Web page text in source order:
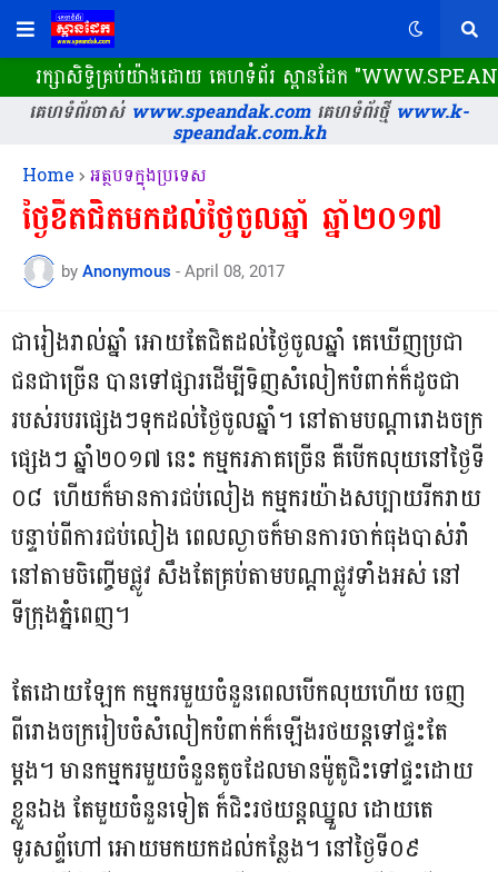
រក្សាសិទ្ធិគ្រប់យ៉ាងដោយ គេហទំព័រ ស្ពានដែក​
គេហទំព័រចាស់www.speandak.comគេហទំព័រថ្មីwww.k-
speandak.com.kh
Home អត្ថបទក្នុងប្រទេស
ថ្ងៃខឹតជិតមកដល់ថ្ងៃចូលឆ្នាំ ឆ្នាំ២០១៧
by Anonymous - April 08, 2017
ជារៀងរាល់ឆ្នាំ អោយតែជិតដល់ថ្ងៃចូលឆ្នាំ គេឃើញប្រជា
ជនជាច្រើន បានទៅផ្សារដើម្បីទិញសំលៀកបំពាក់ក៏ដូចជា
របស់របរផ្សេងៗទុកដល់ថ្ងៃចូលឆ្នាំ។ នៅតាមបណ្តារោងចក្រ
ផ្សេងៗ ឆ្នាំ២០១៧ នេះ កម្មករភាគច្រើន គឺបើកលុយនៅថ្ងៃទី
០៨ ហើយក៏មានការជប់លៀង កម្មករយ៉ាងសប្បាយរីករាយ
បន្ទាប់ពីការជប់លៀង ពេលល្ងាចក៏មានការចាក់ធុងបាស់រាំ
នៅតាមចិញ្ចើមផ្លូវ សឹងតែគ្រប់តាមបណ្តាផ្លូវទាំងអស់ នៅ
ទីក្រុងភ្នំពេញ។
តែដោយឡែក កម្មករមួយចំនួនពេលបើកលុយហើយ ចេញ
ពីរោងចក្ររៀបចំសំលៀកបំពាក់ក៏ឡើងរថយន្តទៅផ្ទះតែ
ម្តង។ មានកម្មករមួយចំនួនតូចដែលមានម៉ូតូជិះទៅផ្ទះដោយ
ខ្លួនឯង តែមួយចំនួនទៀត ក៏ជិះរថយន្តឈ្នួល ដោយតេ
ទូរសព្ទ័ហៅ អោយមកយកដល់កន្លែង។ នៅថ្ងៃទី០៩